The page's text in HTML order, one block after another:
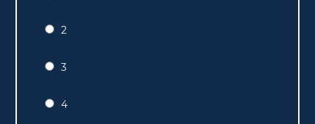
2
3
4